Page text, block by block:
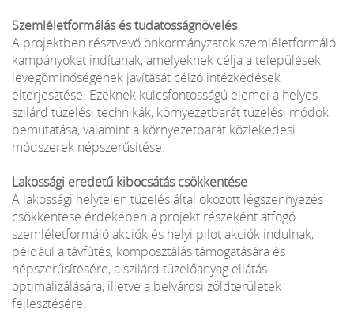
Szemléletformálás és tudatosságnövelés
A projektben résztvevő önkormányzatok szemléletformáló
kampányokat indítanak, amelyeknek célja a települések
levegőminőségének javítását célzó intézkedések
elterjesztése. Ezeknek kulcsfontosságú elemei a helyes
szilárd tüzelési technikák, környezetbarát tüzelési módok
bemutatása, valamint a környezetbarát közlekedési
módszerek népszerűsítése.
Lakossági eredetű kibocsátás csökkentése
A lakossági helytelen tüzelés által okozott légszennyezés
csökkentése érdekében a projekt részeként átfogó
szemléletformáló akciók és helyi pilot akciók indulnak,
például a távfűtés, komposztálás támogatására és
népszerűsítésére, a szilárd tüzelőanyag ellátás
optimalizálására, illetve a belvárosi zöldterületek
fejlesztésére.